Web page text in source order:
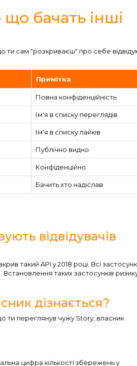
бачать інші
ти сам "розкриваєш" про себе
Примітка
Повна конфіденційність
Ім'я в списку переглядів
Ім'я в списку лайків
Публічно видно
Конфіденційно
Бачить хто надіслав
відвідувачів
такий API у 2018 році. Всі
таких застосунків
дізнається?
ти переглянув чужу Story, власник
цифра кількості збережень у